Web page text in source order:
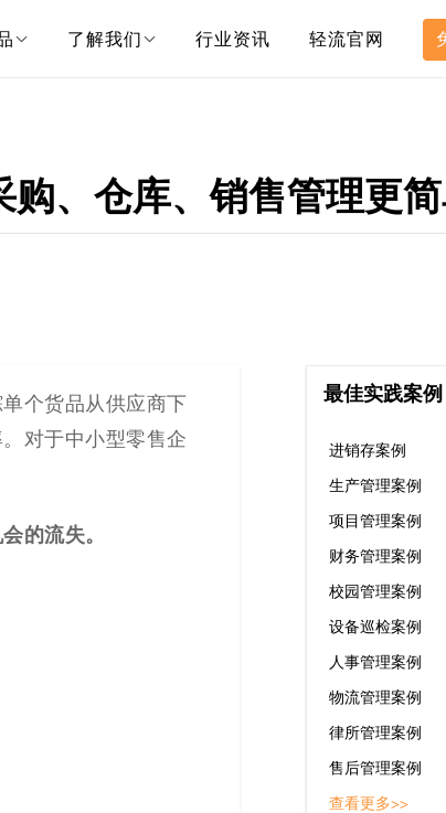
了解我们 行业资讯 轻流官网
、仓库、销售管理更简
个货品从供应商下
对于中小型零售企
的流失。
最佳实践案例
进销存案例
生产管理案例
项目管理案例
财务管理案例
校园管理案例
设备巡检案例
人事管理案例
物流管理案例
律所管理案例
售后管理案例
查看更多>>